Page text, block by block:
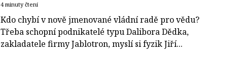
4 minuty čtení
Kdo chybí v nově jmenované vládní radě pro vědu?
Třeba schopní podnikatelé typu Dalibora Dědka,
zakladatele firmy Jablotron, myslí si fyzik Jiří...